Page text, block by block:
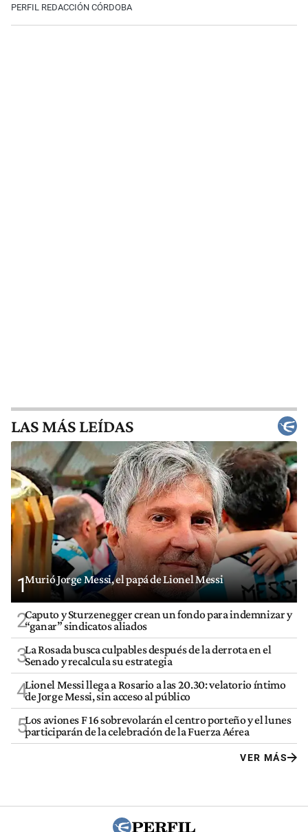
PERFIL REDACCIÓN CÓRDOBA
LAS MÁS LEÍDAS
1Murió Jorge Messi, el papá de Lionel Messi
2Caputo y Sturzenegger crean un fondo para indemnizar y
“ganar” sindicatos aliados
3La Rosada busca culpables después de la derrota en el
Senado y recalcula su estrategia
4Lionel Messi llega a Rosario a las 20.30: velatorio íntimo
de Jorge Messi, sin acceso al público
5Los aviones F 16 sobrevolarán el centro porteño y el lunes
participarán de la celebración de la Fuerza Aérea
VER MÁS